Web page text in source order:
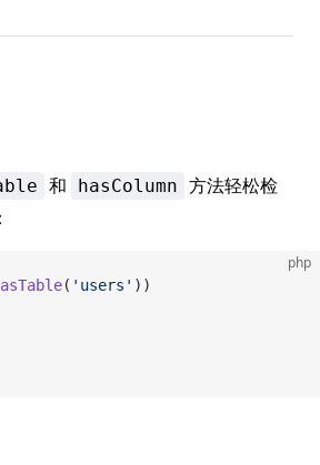
和 hasColumn 方法轻松检
php
( 'users' ))